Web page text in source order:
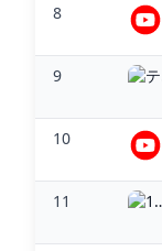
8
9
10
11